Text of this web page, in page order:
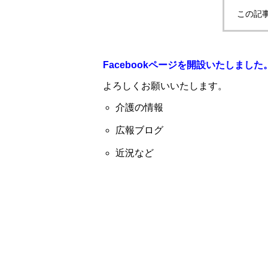
この記
Facebookページを開設いたしました。
よろしくお願いいたします。
介護の情報
広報ブログ
近況など